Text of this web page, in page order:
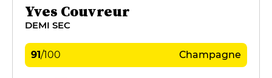
Yves Couvreur
DEMI SEC
91/100 Champagne